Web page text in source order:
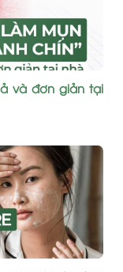
và đơn giản tại